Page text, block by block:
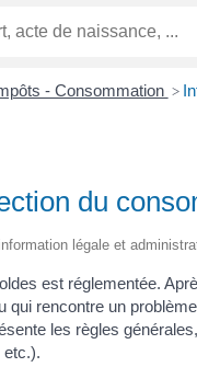
- Consommation >
du
légale et
est réglementée.
qui rencontre un
les règles
etc.).